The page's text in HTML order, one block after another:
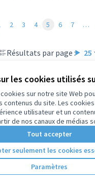
les cookies utilisés
sur notre site Web
contenus du site. Les
utilisateur et un
de nos canaux de médias
Tout accepter
seulement les cookies
Paramètres
Résultats par page : 25
2 3 4 5 6 7 …
Source Politics
(Lien externe)
grâce au